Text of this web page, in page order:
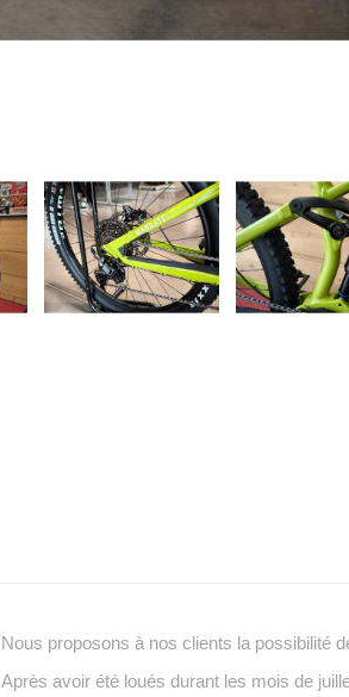
Nous proposons à nos clients la possibilité
Après avoir été loués durant les mois de